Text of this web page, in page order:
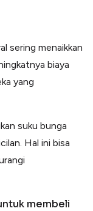
sering menaikkan
biaya
yang
suku bunga
Hal ini bisa
membeli